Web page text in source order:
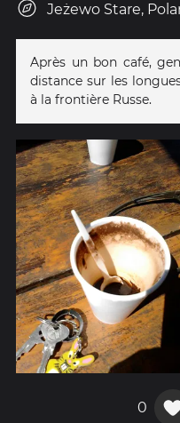
Jeżewo Stare,
Après un bon café,
distance sur les
à la frontière Russe.
0